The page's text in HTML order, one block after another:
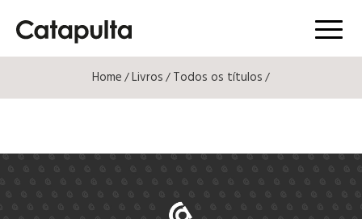
Menú
Home/Livros/Todos os títulos/